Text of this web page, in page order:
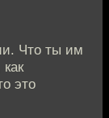
Что ты им
это